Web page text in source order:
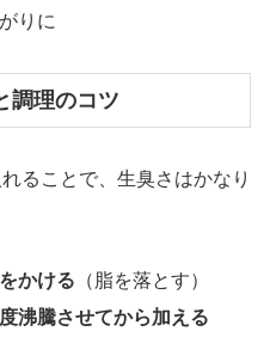
りに
調理のコツ
ることで、生臭さはかなり
かける （脂を落とす）
沸騰させてから加える